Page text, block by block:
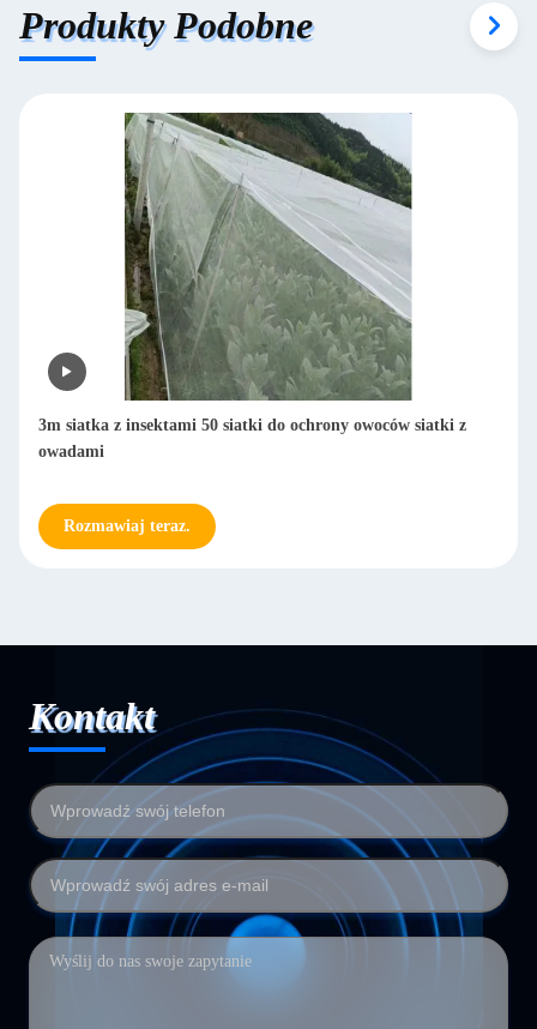
Produkty Podobne
3m siatka z insektami 50 siatki do ochrony owoców siatki z
owadami
Rozmawiaj teraz.
Kontakt